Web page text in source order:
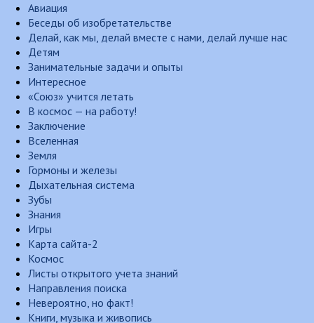
Авиация
Беседы об изобретательстве
Делай, как мы, делай вместе с нами, делай лучше нас
Детям
Занимательные задачи и опыты
Интересное
«Союз» учится летать
В космос — на работу!
Заключение
Вселенная
Земля
Гормоны и железы
Дыхательная система
Зубы
Знания
Игры
Карта сайта-2
Космос
Листы открытого учета знаний
Направления поиска
Невероятно, но факт!
Книги, музыка и живопись